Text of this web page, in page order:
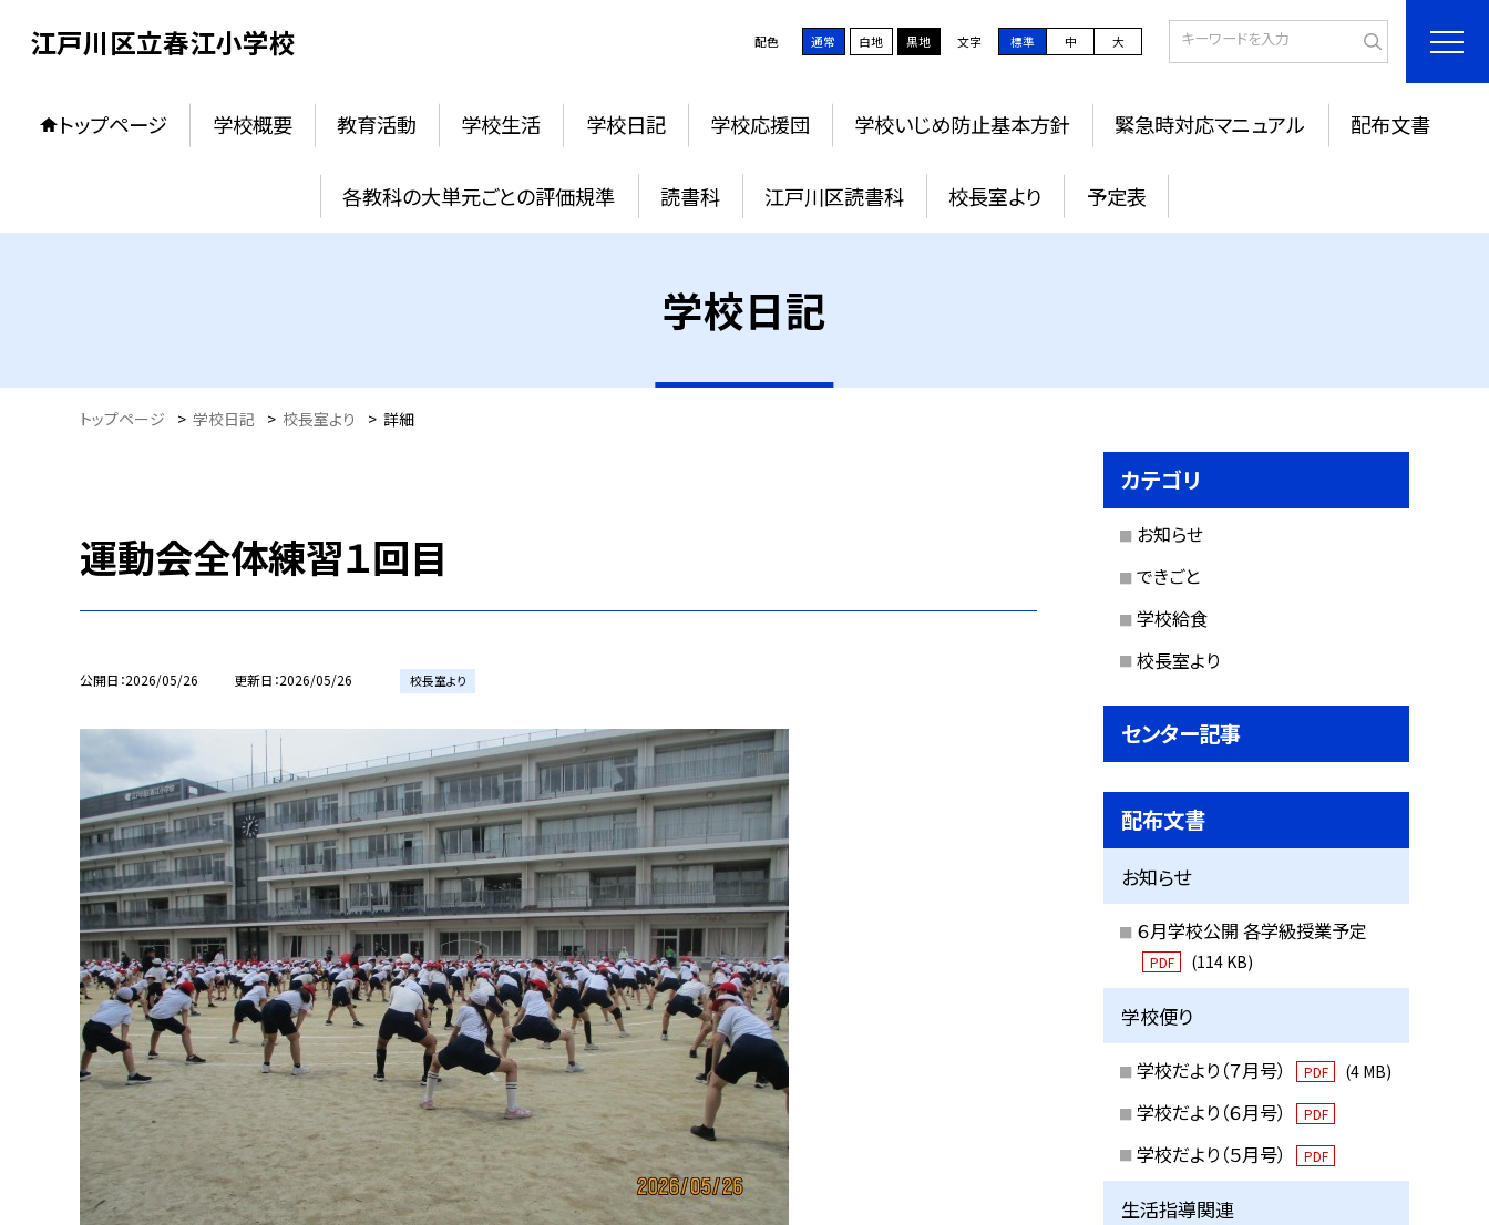
江戸川区立春江小学校 配色 通常 白地 黒地 文字 標準 中 大
トップページ 学校概要 教育活動 学校生活 学校日記 学校応援団 学校いじめ防止基本方針 緊急時対応マニュアル 配布文書
各教科の大単元ごとの評価規準 読書科 江戸川区読書科 校長室より 予定表
学校日記
トップページ > 学校日記 > 校長室より > 詳細
運動会全体練習１回目
公開日 2026/05/26 更新日 2026/05/26 校長室より
カテゴリ
お知らせ
できごと
学校給食
校長室より
センター記事
配布文書
お知らせ
６月学校公開 各学級授業予定
PDF (114 KB)
学校便り
学校だより（７月号） PDF (4 MB)
学校だより（６月号） PDF
学校だより（５月号） PDF
生活指導関連